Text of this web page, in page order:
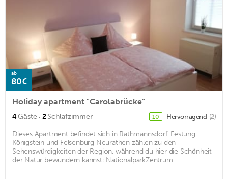
ab
80€
Holiday apartment "Carolabrücke"
4Gäste · 2Schlafzimmer 10 Hervorragend (2)
Dieses Apartment befindet sich in Rathmannsdorf. Festung
Königstein und Felsenburg Neurathen zählen zu den
Sehenswürdigkeiten der Region, während du hier die Schönheit
der Natur bewundern kannst: NationalparkZentrum ...